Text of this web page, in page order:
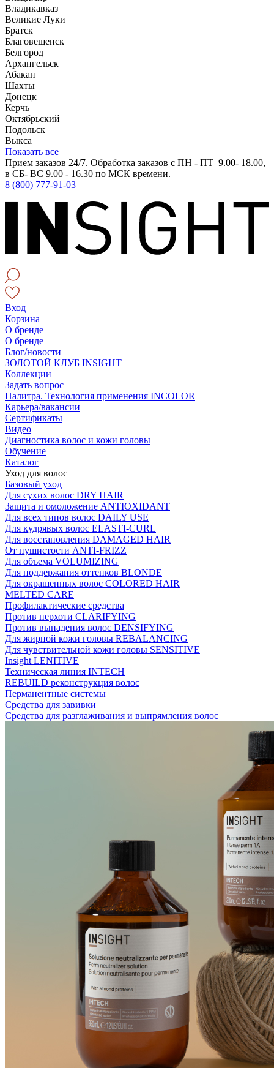
Владикавказ
Великие Луки
Братск
Благовещенск
Белгород
Архангельск
Абакан
Шахты
Донецк
Керчь
Октябрьский
Подольск
Выкса
Показать все
Прием заказов 24/7. Обработка заказов с ПН - ПТ 9.00- 18.00,
в СБ- ВС 9.00 - 16.30 по МСК времени.
8 (800) 777-91-03
Вход
Корзина
О бренде
О бренде
Блог/новости
ЗОЛОТОЙ КЛУБ INSIGHT
Коллекции
Задать вопрос
Палитра. Технология применения INCOLOR
Карьера/вакансии
Сертификаты
Видео
Диагностика волос и кожи головы
Обучение
Каталог
Уход для волос
Базовый уход
Для сухих волос DRY HAIR
Защита и омоложение ANTIOXIDANT
Для всех типов волос DAILY USE
Для кудрявых волос ELASTI-CURL
Для восстановления DAMAGED HAIR
От пушистости ANTI-FRIZZ
Для объема VOLUMIZING
Для поддержания оттенков BLONDE
Для окрашенных волос COLORED HAIR
MELTED CARE
Профилактические средства
Против перхоти CLARIFYING
Против выпадения волос DENSIFYING
Для жирной кожи головы REBALANCING
Для чувствительной кожи головы SENSITIVE
Insight LENITIVE
Техническая линия INTECH
REBUILD реконструкция волос
Перманентные системы
Средства для завивки
Средства для разглаживания и выпрямления волос